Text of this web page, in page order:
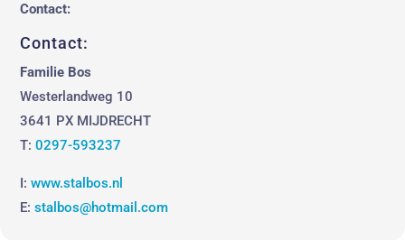
Contact:
Contact:
Familie Bos
Westerlandweg 10
3641 PX MIJDRECHT
T:0297-593237
I:www.stalbos.nl
E:stalbos@hotmail.com